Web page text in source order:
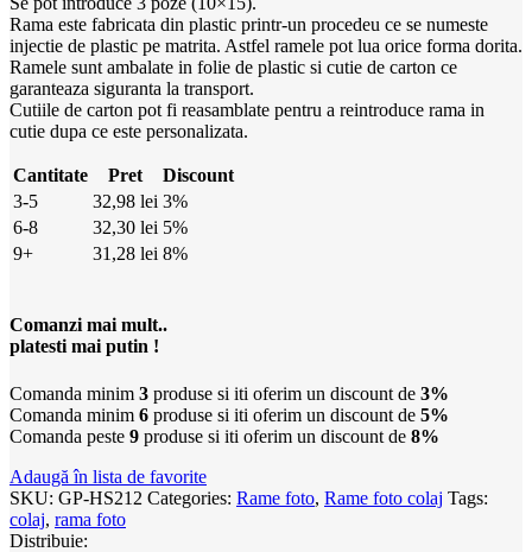
Rama este fabricata din plastic printr-un procedeu ce se numeste
injectie de plastic pe matrita. Astfel ramele pot lua orice forma dorita.
Ramele sunt ambalate in folie de plastic si cutie de carton ce
garanteaza siguranta la transport.
Cutiile de carton pot fi reasamblate pentru a reintroduce rama in
cutie dupa ce este personalizata.
Cantitate Pret
Discount
3-5
32,98 lei 3%
6-8
32,30 lei 5%
9+
31,28 lei 8%
Comanzi mai mult..
platesti mai putin !
Comanda minim 3 produse si iti oferim un discount de 3%
Comanda minim 6 produse si iti oferim un discount de 5%
Comanda peste 9 produse si iti oferim un discount de 8%
Adaugă în lista de favorite
SKU: GP-HS212 Categories: Rame foto, Rame foto colaj Tags:
colaj, rama foto
Distribuie: